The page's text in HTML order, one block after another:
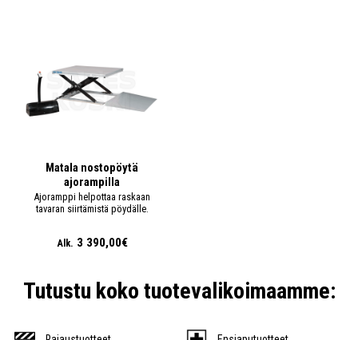
Matala nostopöytä
ajorampilla
Ajoramppi helpottaa raskaan
tavaran siirtämistä pöydälle.
Alk. 3 390,00€
Tutustu koko tuotevalikoimaamme: